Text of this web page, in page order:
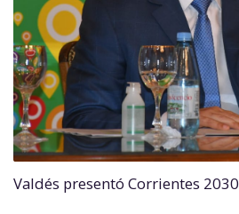
Valdés presentó Corrientes 2030